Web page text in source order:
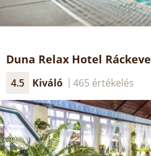
Duna Relax Hotel Ráckeve
4.5 Kiváló 465 értékelés